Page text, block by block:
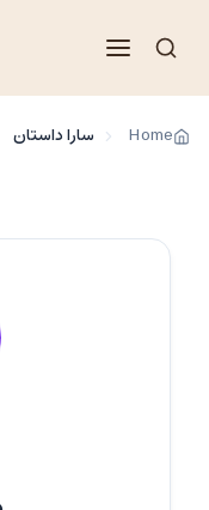
Home سارا داستان